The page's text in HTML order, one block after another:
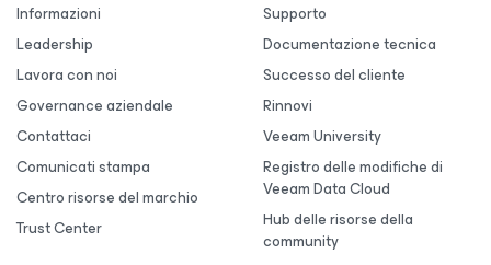
Informazioni
Leadership
Lavora con noi
Governance aziendale
Contattaci
Comunicati stampa
Centro risorse del marchio
Trust Center
Supporto
Documentazione tecnica
Successo del cliente
Rinnovi
Veeam University
Registro delle modifiche di
Veeam Data Cloud
Hub delle risorse della
community